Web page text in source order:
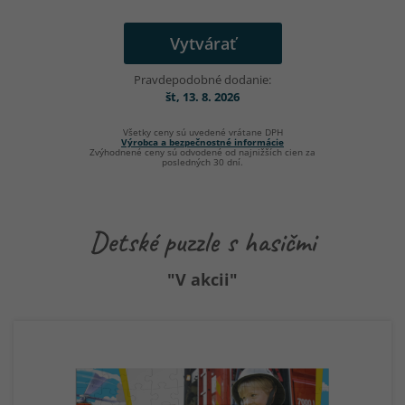
Vytvárať
Pravdepodobné dodanie:
št, 13. 8. 2026
Všetky ceny sú uvedené vrátane DPH
Výrobca a bezpečnostné informácie
Zvýhodnené ceny sú odvodené od najnižších cien za
posledných 30 dní.
Detské puzzle s hasičmi
"V akcii"